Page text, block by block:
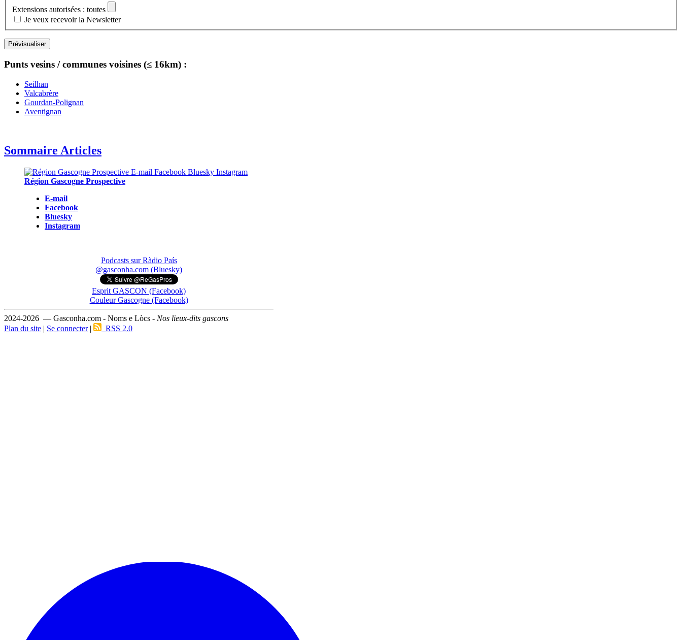
Extensions autorisées : toutes
Je veux recevoir la Newsletter
Punts vesins / communes voisines (≤ 16km) :
Seilhan
Valcabrère
Gourdan-Polignan
Aventignan
Sommaire Articles
Région Gascogne Prospective
E-mail
Facebook
Bluesky
Instagram
Podcasts sur Ràdio País
@gasconha.com (Bluesky)
Esprit GASCON (Facebook)
Couleur Gascogne (Facebook)
2024-2026 — Gasconha.com - Noms e Lòcs - Nos lieux-dits gascons
Plan du site | Se connecter| RSS 2.0